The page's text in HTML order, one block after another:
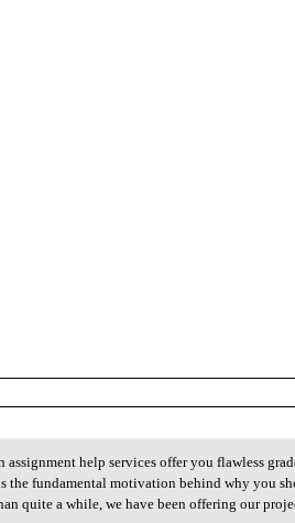
help services offer you flawless
the fundamental motivation behind why you
quite a while, we have been offering our